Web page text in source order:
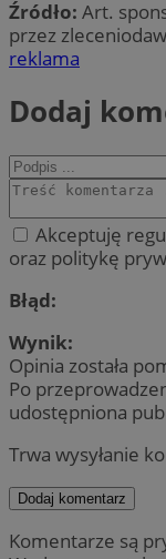
Źródło: Art.
przez
reklama
Dodaj
Akceptuję
oraz politykę
Błąd:
Wynik:
Opinia została
Po
udostępniona
Trwa wysyłanie
Dodaj komentarz
Komentarze są